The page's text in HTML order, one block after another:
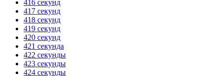
416 секунд
417 секунд
418 секунд
419 секунд
420 секунд
421 секунда
422 секунды
423 секунды
424 секунды